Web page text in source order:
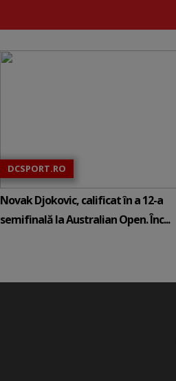
DCSPORT.RO
Novak Djokovic, calificat în a 12-a
semifinală la Australian Open. Înc...